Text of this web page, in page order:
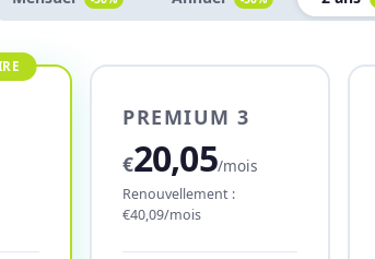
PREMIUM 3
€20,05/mois
Renouvellement :
€40,09/mois